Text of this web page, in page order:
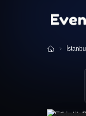
İstanbul